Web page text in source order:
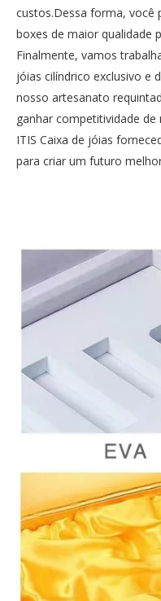
custos.Dessa forma, você
boxes de maior qualidade
Finalmente, vamos
jóias cilíndrico exclusivo e
nosso artesanato
ganhar competitividade de
ITIS Caixa de jóias
para criar um futuro